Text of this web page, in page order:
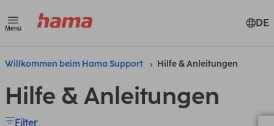
Menü DE
Willkommen beim Hama Support Hilfe & Anleitungen
Hilfe & Anleitungen
Filter